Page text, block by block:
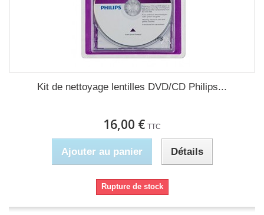
Kit de nettoyage lentilles DVD/CD Philips...
16,00 € TTC
Ajouter au panier Détails
Rupture de stock